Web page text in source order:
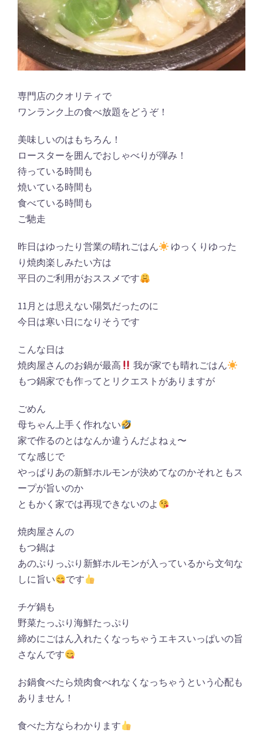
専門店のクオリティで
ワンランク上の食べ放題をどうぞ！
美味しいのはもちろん！
ロースターを囲んでおしゃべりが弾み！
待っている時間も
焼いている時間も
食べている時間も
ご馳走
昨日はゆったり営業の晴れごはん
ゆっくりゆった
り焼肉楽しみたい方は
平日のご利用がおススメです
11月とは思えない陽気だったのに
今日は寒い日になりそうです
こんな日は
焼肉屋さんのお鍋が最高
我が家でも晴れごはん
もつ鍋家でも作ってとリクエストがありますが
ごめん
母ちゃん上手く作れない
家で作るのとはなんか違うんだよねぇ〜
てな感じで
やっぱりあの新鮮ホルモンが決めてなのかそれともス
ープが旨いのか
ともかく家では再現できないのよ
焼肉屋さんの
もつ鍋は
あのぷりっぷり新鮮ホルモンが入っているから文句な
しに旨い
です
チゲ鍋も
野菜たっぷり海鮮たっぷり
締めにごはん入れたくなっちゃうエキスいっぱいの旨
さなんです
お鍋食べたら焼肉食べれなくなっちゃうという心配も
ありません！
食べた方ならわかります